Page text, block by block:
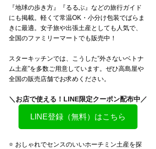
『地球の歩き方』『るるぶ』などの旅行ガイド
にも掲載。軽くて常温OK・小分け包装でばらま
きに最適。女子旅や出張土産としても人気で、
全国のファミリーマートでも販売中！
スターキッチンでは、こうした“外さないベトナ
ム土産”を多数ご用意しています。ぜひ高島屋や
全国の販売店舗でお求めください。
＼お店で使える！LINE限定クーポン配布中／
LINE登録（無料）はこちら
⭐️ おしゃれでセンスのいいホーチミン土産を探